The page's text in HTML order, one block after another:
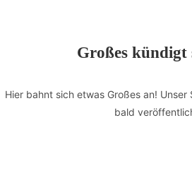
Erde"
Großes kündigt
Hier bahnt sich etwas Großes an!
bald